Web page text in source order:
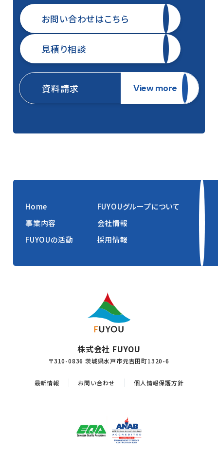
お問い合わせはこちら
見積り相談
資料請求 View more
Home
FUYOUグループについて
事業内容
会社情報
FUYOUの活動
採用情報
株式会社 FUYOU
〒310-0836 茨城県水戸市元吉田町1320-6
最新情報 お問い合わせ 個人情報保護方針